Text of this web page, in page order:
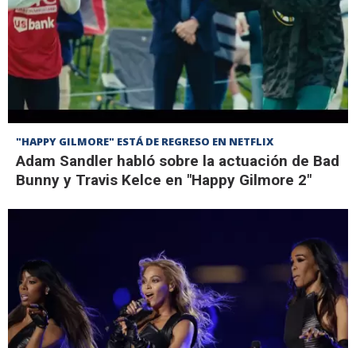
"HAPPY GILMORE" ESTÁ DE REGRESO EN NETFLIX
Adam Sandler habló sobre la actuación de Bad
Bunny y Travis Kelce en "Happy Gilmore 2"